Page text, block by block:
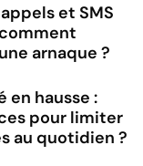
et SMS
arnaque ?
en hausse :
pour limiter
au quotidien ?